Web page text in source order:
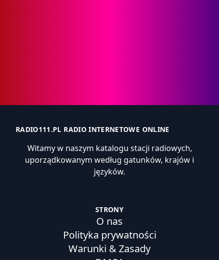
RADIO111.PL RADIO INTERNETOWE ONLINE
Witamy w naszym katalogu stacji radiowych,
uporządkowanym według gatunków, krajów i
języków.
STRONY
O nas
Polityka prywatności
Warunki & Zasady